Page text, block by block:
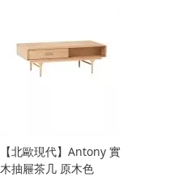
【北歐現代】Antony 實
木抽屜茶几 原木色